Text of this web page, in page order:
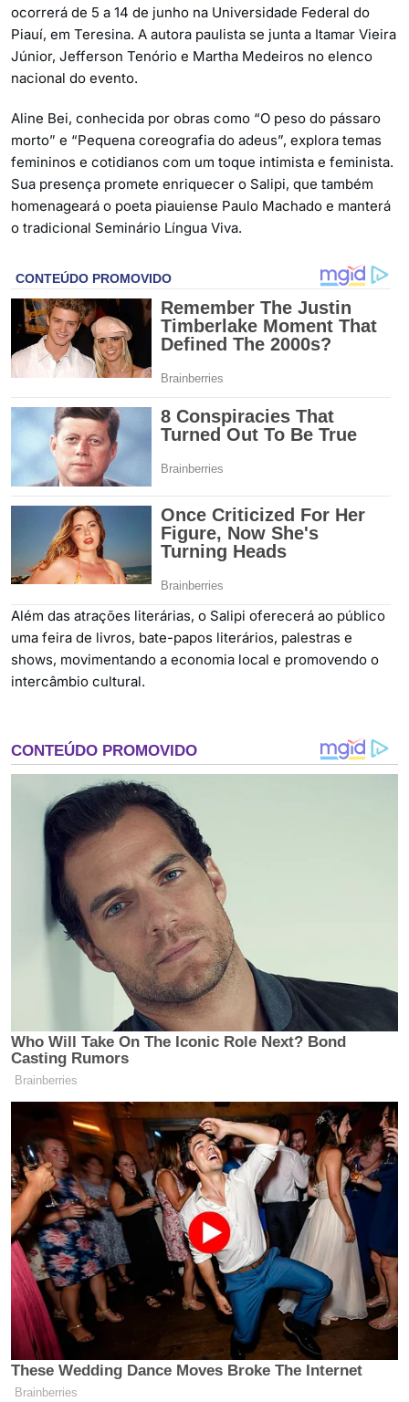
ocorrerá de 5 a 14 de junho na Universidade Federal do
Piauí, em Teresina. A autora paulista se junta a Itamar Vieira
Júnior, Jefferson Tenório e Martha Medeiros no elenco
nacional do evento.
Aline Bei, conhecida por obras como “O peso do pássaro
morto” e “Pequena coreografia do adeus”, explora temas
femininos e cotidianos com um toque intimista e feminista.
Sua presença promete enriquecer o Salipi, que também
homenageará o poeta piauiense Paulo Machado e manterá
o tradicional Seminário Língua Viva.
Além das atrações literárias, o Salipi oferecerá ao público
uma feira de livros, bate-papos literários, palestras e
shows, movimentando a economia local e promovendo o
intercâmbio cultural.